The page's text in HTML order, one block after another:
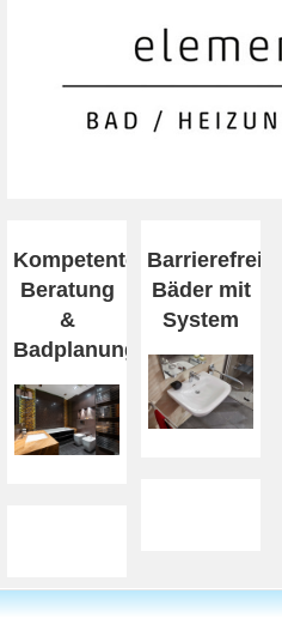
Kompetente
Beratung
&
Badplanung
Bäder mit
System